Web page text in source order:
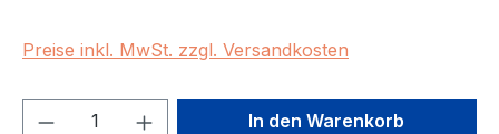
Preise inkl. MwSt. zzgl. Versandkosten
Produkt Anzahl: Gib denIn den Warenkorb